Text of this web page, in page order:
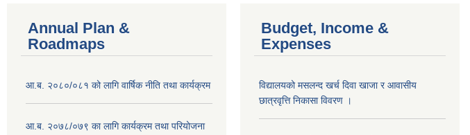
Annual Plan &
Roadmaps
आ.ब. २०८०/०८१ को लागि वार्षिक नीति तथा कार्यक्रम
आ.ब. २०७८/०७९ का लागि कार्यक्रम तथा परियोजना
Budget, Income &
Expenses
विद्यालयको मसलन्द खर्च दिवा खाजा र आवासीय
छात्रवृत्ति निकासा विवरण ।